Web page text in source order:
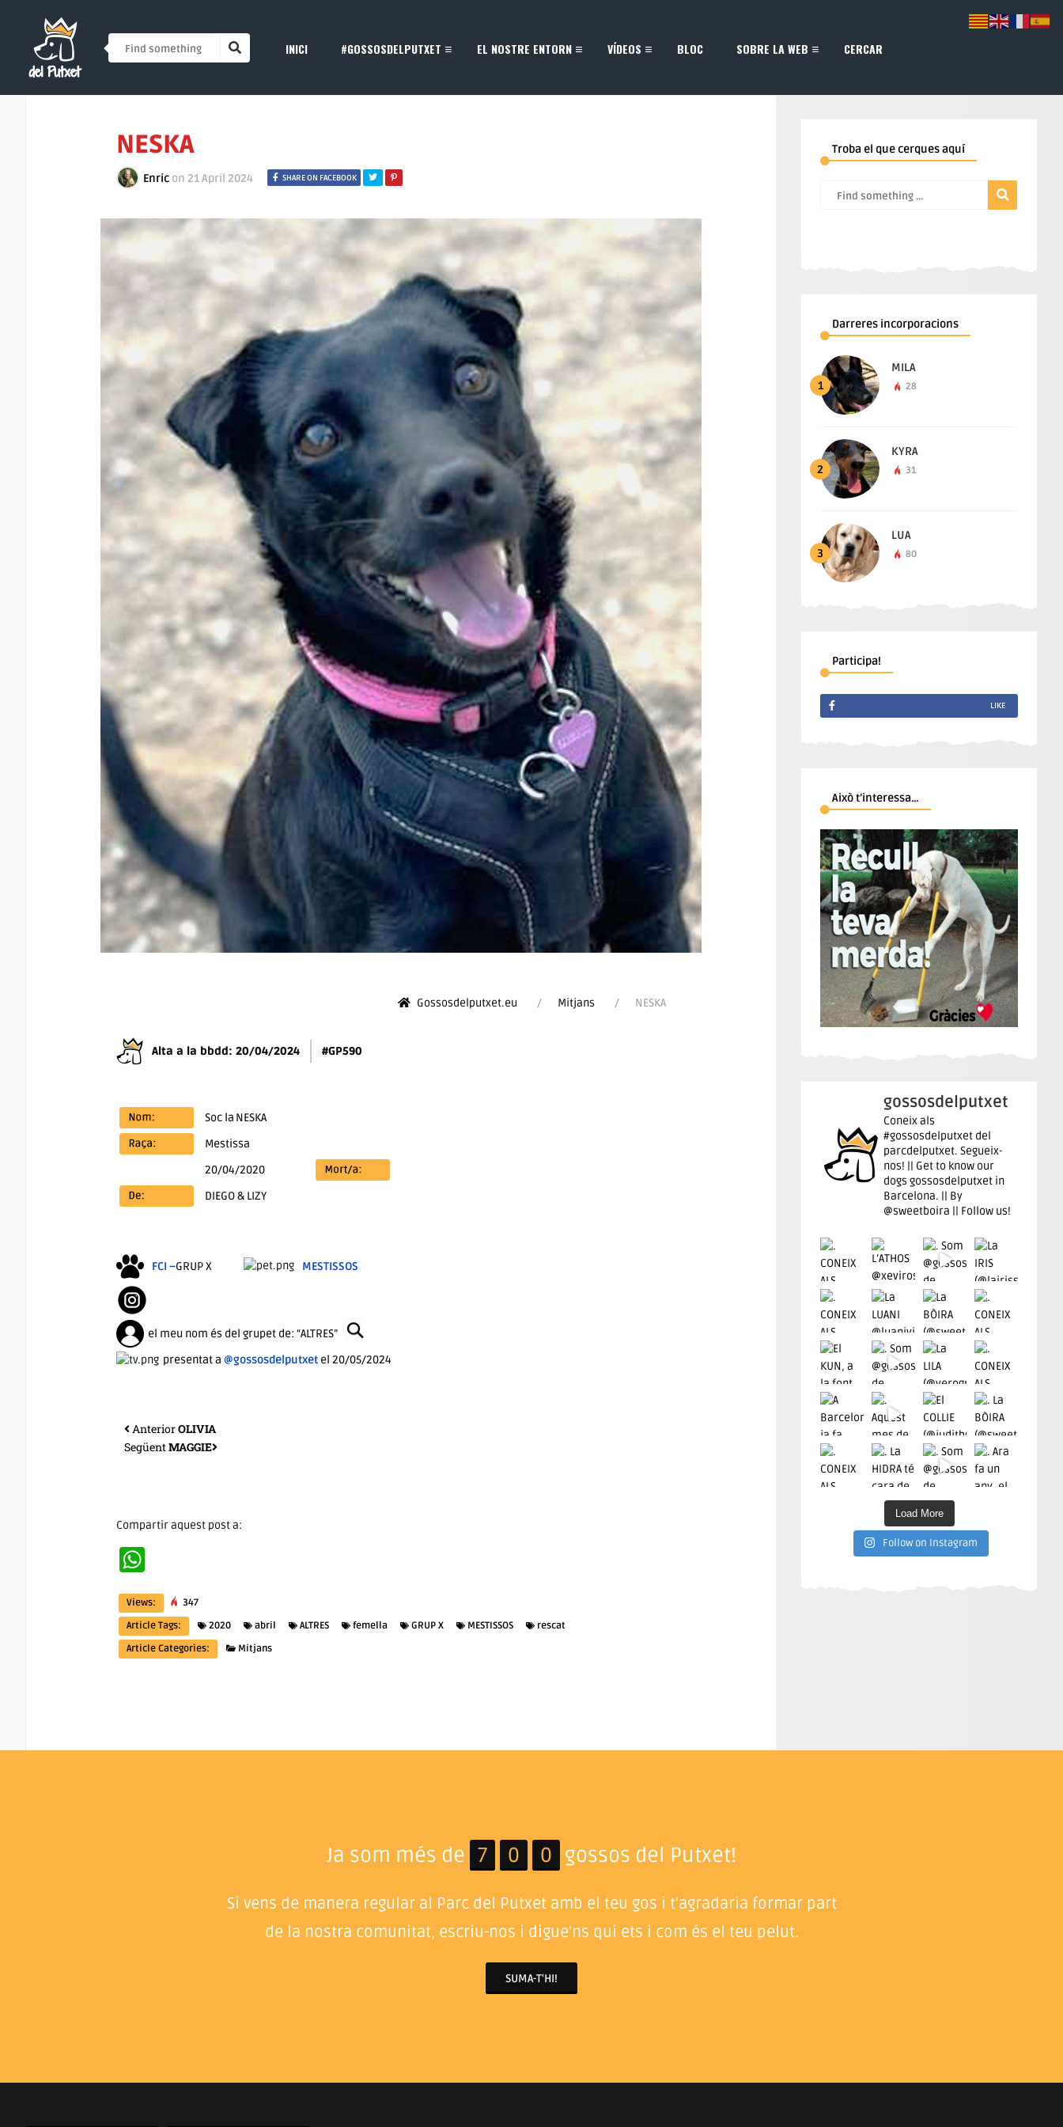
INICI #GOSSOSDELPUTXET EL NOSTRE ENTORN VÍDEOS BLOC SOBRE LA WEB CERCAR
NESKA
Enric on 21 April 2024 SHARE ON FACEBOOK
Gossosdelputxet.eu Mitjans NESKA
Alta a la bbdd: 20/04/2024 #GP590
Soc la NESKA
Mestissa
20/04/2020
DIEGO & LIZY
FCI –GRUP X MESTISSOS
el meu nom és del grupet de: “ALTRES”
presentat a @gossosdelputxet el 20/05/2024
AnteriorOLIVIA
SegüentMAGGIE
Compartir aquest post a:
Views:
347
Article Tags:
2020 abril ALTRES femella GRUP X MESTISSOS
rescat
Article Categories:
Mitjans
Troba el que cerques aquí
Darreres incorporacions
1
MILA
28
2
KYRA
31
3
LUA
80
Participa!
LIKE
Això t’interessa…
gossosdelputxet
Coneix als
#gossosdelputxet del
parcdelputxet. Segueix-
nos! || Get to know our
dogs gossosdelputxet in
Barcelona. || By
@sweetboira || Follow us!
Load More
Follow on Instagram
Ja som més de 7 0 0 gossos del Putxet!
Si vens de manera regular al Parc del Putxet amb el teu gos i t'agradaria formar part
de la nostra comunitat, escriu-nos i digue'ns qui ets i com és el teu pelut.
SUMA-T'HI!